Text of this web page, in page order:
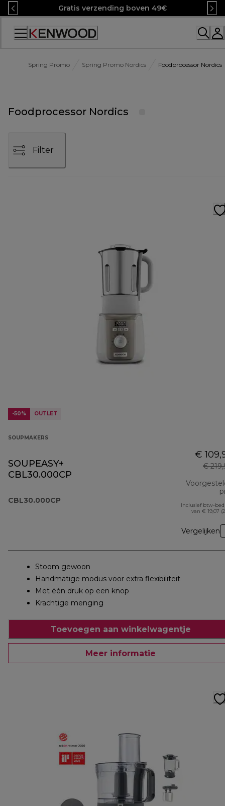
Skip
to
Content
Gratis verzending boven 49€
Accessibility
Spring Promo Spring Promo Nordics Foodprocessor Nordics
Foodprocessor Nordics
Filter
-50% OUTLET
SOUPMAKERS
SOUPEASY+
CBL30.000CP
CBL30.000CP
€
€
Inclusief btw-
van € 19,07
Vergelijken
Stoom gewoon
Handmatige modus voor extra flexibiliteit
Met één druk op een knop
Krachtige menging
Toevoegen aan winkelwagentje
Meer informatie